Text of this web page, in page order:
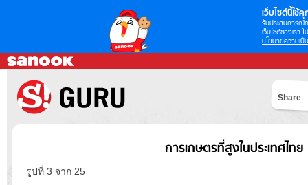
เว็บไซต์นี้ใช้คุ
รับประสบการณ์
เว็บไซต์ของเรา
นโยบายความเป็
Share
การเกษตรที่สูงในประเทศไทย
รูปที่ 3 จาก 25